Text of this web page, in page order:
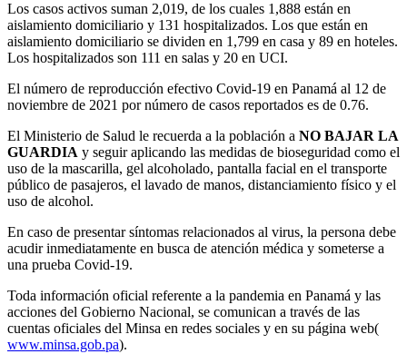
Los casos activos suman 2,019, de los cuales 1,888 están en
aislamiento domiciliario y 131 hospitalizados. Los que están en
aislamiento domiciliario se dividen en 1,799 en casa y 89 en hoteles.
Los hospitalizados son 111 en salas y 20 en UCI.
El número de reproducción efectivo Covid-19 en Panamá al 12 de
noviembre de 2021 por número de casos reportados es de 0.76.
El Ministerio de Salud le recuerda a la población a NO BAJAR LA
GUARDIA y seguir aplicando las medidas de bioseguridad como el
uso de la mascarilla, gel alcoholado, pantalla facial en el transporte
público de pasajeros, el lavado de manos, distanciamiento físico y el
uso de alcohol.
En caso de presentar síntomas relacionados al virus, la persona debe
acudir inmediatamente en busca de atención médica y someterse a
una prueba Covid-19.
Toda información oficial referente a la pandemia en Panamá y las
acciones del Gobierno Nacional, se comunican a través de las
cuentas oficiales del Minsa en redes sociales y en su página web(
www.minsa.gob.pa).